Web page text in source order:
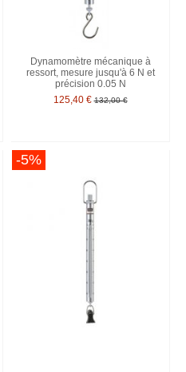
Dynamomètre mécanique à
ressort, mesure jusqu'à 6 N et
précision 0.05 N
125,40 € 132,00 €
-5%